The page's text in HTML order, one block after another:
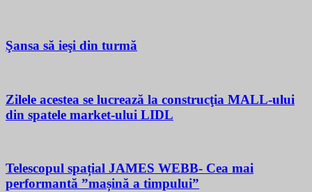
Şansa să ieşi din turmă
Zilele acestea se lucrează la construcţia MALL-ului
din spatele market-ului LIDL
Telescopul spațial JAMES WEBB- Cea mai
performantă ”mașină a timpului”